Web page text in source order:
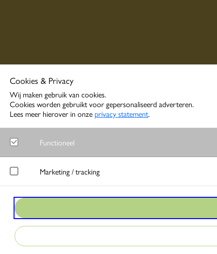
Cookies & Privacy
Wij maken gebruik van cookies.
Cookies worden gebruikt voor gepersonaliseerd adverteren.
Lees meer hierover in onze privacy statement.
Functioneel
Noodzakelijk
Google Analytics
Bezoekersstatistieken en gebruik van de website worden anoniem
Matomo
Marketing / tracking
LinkedIn
Meet gedrag van websitebezoekers en wordt gebruikt om
Google Ads
Bij interactie met advertenties slaat Google gegevens op om